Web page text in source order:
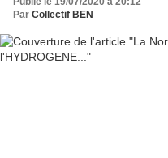
Par Collectif BEN